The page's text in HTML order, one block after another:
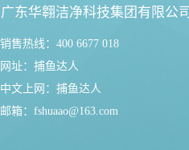
广东华翱洁净科技集团有限公司
销售热线：400 6677 018
网址： 捕鱼达人
中文上网： 捕鱼达人
邮箱： fshuaao@163.com